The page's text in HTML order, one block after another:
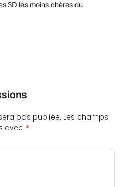
3D les moins chères du
pas publiée. Les champs
avec *